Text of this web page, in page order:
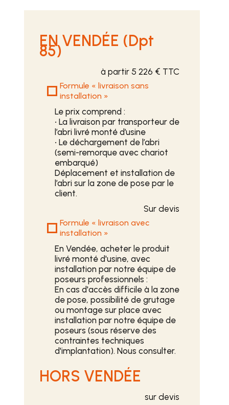
EN VENDÉE (Dpt
85)
à partir 5 226 € TTC
Formule « livraison sans
installation »
Le prix comprend :
• La livraison par transporteur de
l’abri livré monté d’usine
• Le déchargement de l’abri
(semi-remorque avec chariot
embarqué)
Déplacement et installation de
l’abri sur la zone de pose par le
client.
Sur devis
Formule « livraison avec
installation »
En Vendée, acheter le produit
livré monté d'usine, avec
installation par notre équipe de
poseurs professionnels :
En cas d'accès difficile à la zone
de pose, possibilité de grutage
ou montage sur place avec
installation par notre équipe de
poseurs (sous réserve des
contraintes techniques
d'implantation). Nous consulter.
HORS VENDÉE
sur devis